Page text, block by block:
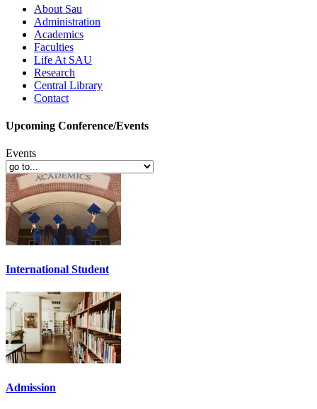
About Sau
Administration
Academics
Faculties
Life At SAU
Research
Central Library
Contact
Upcoming Conference/Events
Events
International Student
Admission